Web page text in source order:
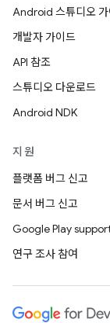
Android 스튜디오
개발자 가이드
API 참조
스튜디오 다운로드
Android NDK
지원
플랫폼 버그 신고
문서 버그 신고
Google Play
연구 조사 참여